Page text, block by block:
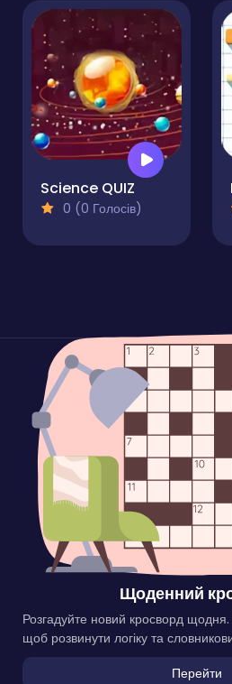
Science QUIZ
0 (0 Голосів)
Щоденний
Розгадуйте новий кросворд щодня.
щоб розвинути логіку та
Перейти